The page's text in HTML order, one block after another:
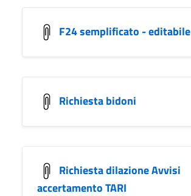
F24 semplificato - editabile
Richiesta bidoni
Richiesta dilazione Avvisi
accertamento TARI